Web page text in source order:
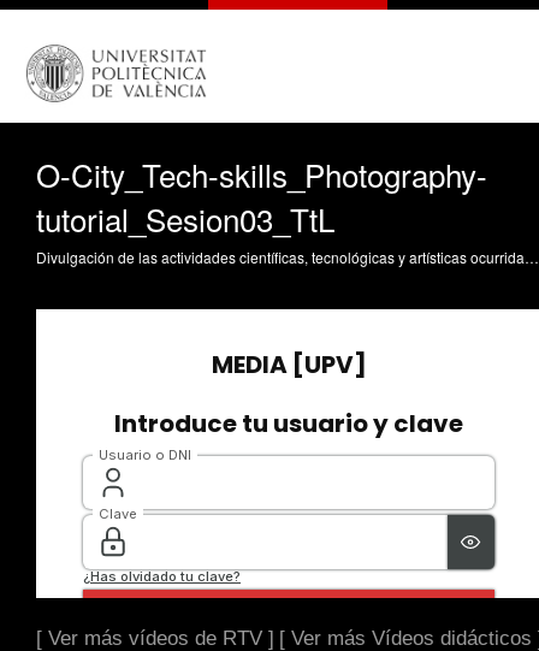
O-City_Tech-skills_Photography-
tutorial_Sesion03_TtL
Divulgación de las actividades científicas, tecnológicas y artísticas ocurridas en los tres campus de la UPV
[ Ver más vídeos de RTV ] [ Ver más Vídeos didácticos